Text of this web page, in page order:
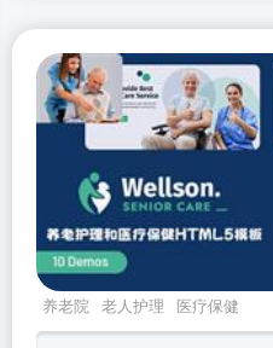
养老院 老人护理
医疗保健